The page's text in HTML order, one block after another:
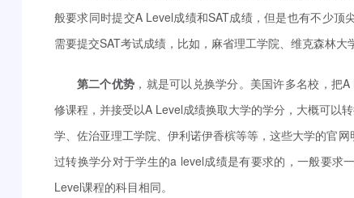
般要求同时提交A Level成绩和SAT成绩，但是也有不少
需要提交SAT考试成绩，比如，麻省理工学院、维克森林大
第二个优势 ，就是可以兑换学分。美国许多名校，把
修课程，并接受以A Level成绩换取大学的学分，大概可以
学、佐治亚理工学院、伊利诺伊香槟等等，这些大学的官
过转换学分对于学生的a level成绩是有要求的，一般要求
Level课程的科目相同。